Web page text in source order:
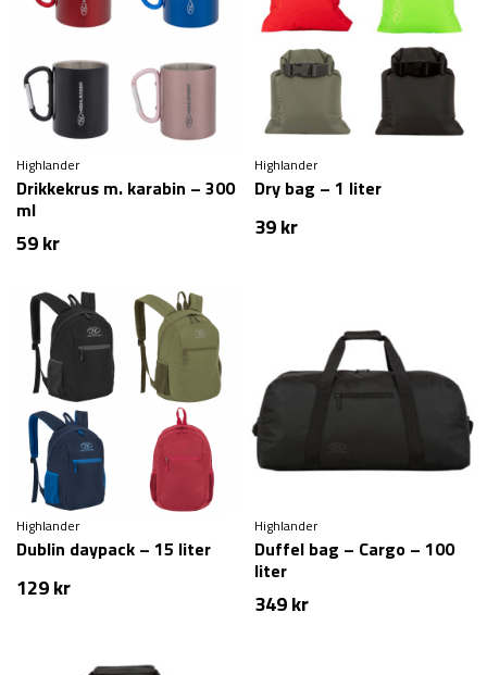
Highlander
Drikkekrus m. karabin – 300
ml
59kr
Highlander
Dry bag – 1 liter
39kr
Highlander
Dublin daypack – 15 liter
129kr
Highlander
Duffel bag – Cargo – 100
liter
349kr